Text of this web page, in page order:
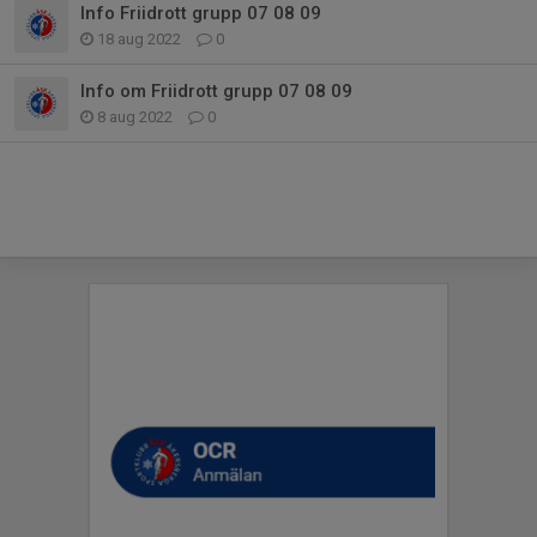
Info Friidrott grupp 07 08 09
18 aug 2022 0
Info om Friidrott grupp 07 08 09
8 aug 2022 0